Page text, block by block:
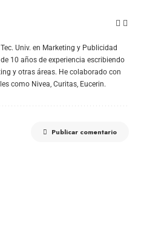
Univ. en Marketing y Publicidad
10 años de experiencia escribiendo
y otras áreas. He colaborado con
como Nivea, Curitas, Eucerin.
Publicar comentario